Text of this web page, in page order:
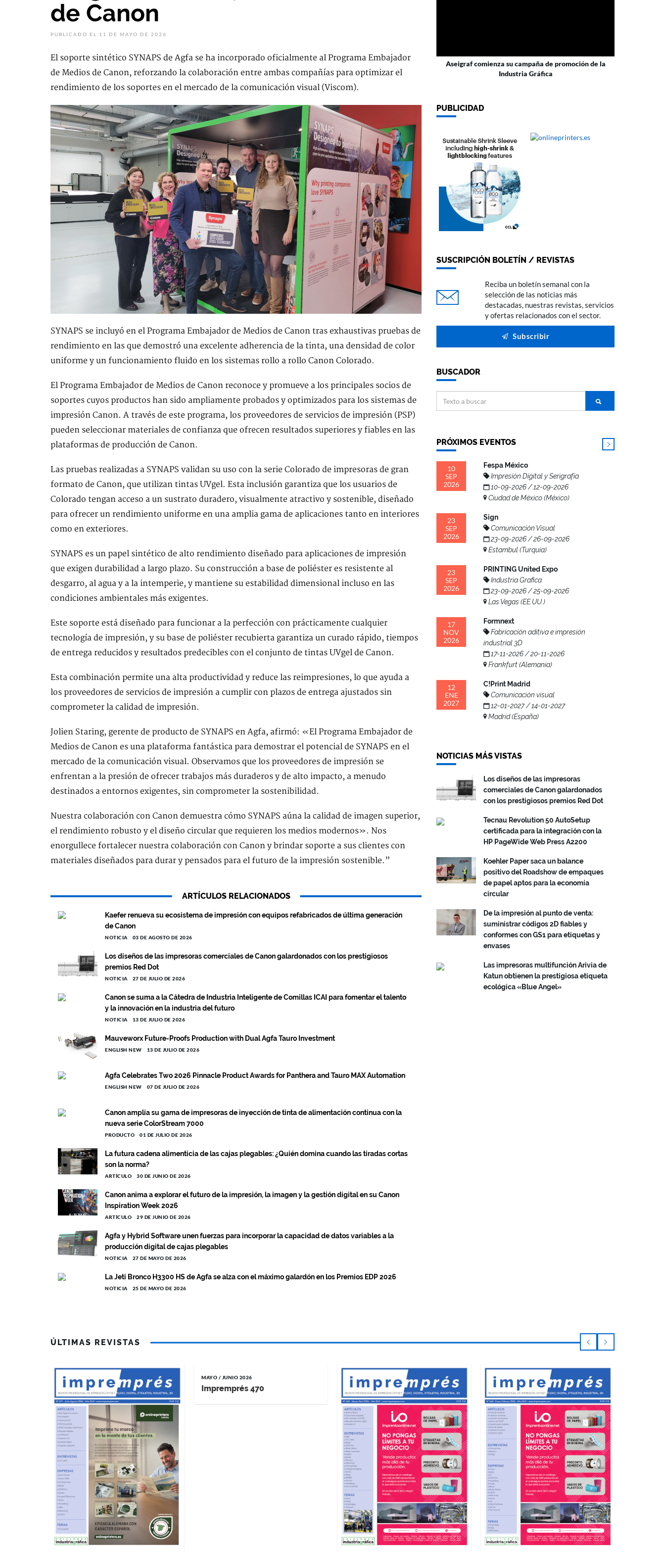
de Canon
PUBLICADO EL 11 DE MAYO DE 2026
El soporte sintético SYNAPS de Agfa se ha incorporado oficialmente al Programa Embajador
de Medios de Canon, reforzando la colaboración entre ambas compañías para optimizar el
rendimiento de los soportes en el mercado de la comunicación visual (Viscom).
SYNAPS se incluyó en el Programa Embajador de Medios de Canon tras exhaustivas pruebas de
rendimiento en las que demostró una excelente adherencia de la tinta, una densidad de color
uniforme y un funcionamiento fluido en los sistemas rollo a rollo Canon Colorado.
El Programa Embajador de Medios de Canon reconoce y promueve a los principales socios de
soportes cuyos productos han sido ampliamente probados y optimizados para los sistemas de
impresión Canon. A través de este programa, los proveedores de servicios de impresión (PSP)
pueden seleccionar materiales de confianza que ofrecen resultados superiores y fiables en las
plataformas de producción de Canon.
Las pruebas realizadas a SYNAPS validan su uso con la serie Colorado de impresoras de gran
formato de Canon, que utilizan tintas UVgel. Esta inclusión garantiza que los usuarios de
Colorado tengan acceso a un sustrato duradero, visualmente atractivo y sostenible, diseñado
para ofrecer un rendimiento uniforme en una amplia gama de aplicaciones tanto en interiores
como en exteriores.
SYNAPS es un papel sintético de alto rendimiento diseñado para aplicaciones de impresión
que exigen durabilidad a largo plazo. Su construcción a base de poliéster es resistente al
desgarro, al agua y a la intemperie, y mantiene su estabilidad dimensional incluso en las
condiciones ambientales más exigentes.
Este soporte está diseñado para funcionar a la perfección con prácticamente cualquier
tecnología de impresión, y su base de poliéster recubierta garantiza un curado rápido, tiempos
de entrega reducidos y resultados predecibles con el conjunto de tintas UVgel de Canon.
Esta combinación permite una alta productividad y reduce las reimpresiones, lo que ayuda a
los proveedores de servicios de impresión a cumplir con plazos de entrega ajustados sin
comprometer la calidad de impresión.
Jolien Staring, gerente de producto de SYNAPS en Agfa, afirmó: «El Programa Embajador de
Medios de Canon es una plataforma fantástica para demostrar el potencial de SYNAPS en el
mercado de la comunicación visual. Observamos que los proveedores de impresión se
enfrentan a la presión de ofrecer trabajos más duraderos y de alto impacto, a menudo
destinados a entornos exigentes, sin comprometer la sostenibilidad.
Nuestra colaboración con Canon demuestra cómo SYNAPS aúna la calidad de imagen superior,
el rendimiento robusto y el diseño circular que requieren los medios modernos». Nos
enorgullece fortalecer nuestra colaboración con Canon y brindar soporte a sus clientes con
materiales diseñados para durar y pensados para el futuro de la impresión sostenible.”
ARTÍCULOS RELACIONADOS
Kaefer renueva su ecosistema de impresión con equipos refabricados de última generación
de Canon
NOTICIA 03 DE AGOSTO DE 2026
Los diseños de las impresoras comerciales de Canon galardonados con los prestigiosos
premios Red Dot
NOTICIA 27 DE JULIO DE 2026
Canon se suma a la Cátedra de Industria Inteligente de Comillas ICAI para fomentar el talento
y la innovación en la industria del futuro
NOTICIA 13 DE JULIO DE 2026
Mauveworx Future-Proofs Production with Dual Agfa Tauro Investment
ENGLISH NEW 13 DE JULIO DE 2026
Agfa Celebrates Two 2026 Pinnacle Product Awards for Panthera and Tauro MAX Automation
ENGLISH NEW 07 DE JULIO DE 2026
Canon amplía su gama de impresoras de inyección de tinta de alimentación continua con la
nueva serie ColorStream 7000
PRODUCTO 01 DE JULIO DE 2026
La futura cadena alimenticia de las cajas plegables: ¿Quién domina cuando las tiradas cortas
son la norma?
ARTÍCULO 30 DE JUNIO DE 2026
Canon anima a explorar el futuro de la impresión, la imagen y la gestión digital en su Canon
Inspiration Week 2026
ARTÍCULO 29 DE JUNIO DE 2026
Agfa y Hybrid Software unen fuerzas para incorporar la capacidad de datos variables a la
producción digital de cajas plegables
NOTICIA 27 DE MAYO DE 2026
La Jeti Bronco H3300 HS de Agfa se alza con el máximo galardón en los Premios EDP 2026
NOTICIA 25 DE MAYO DE 2026
Aseigraf comienza su campaña de promoción de la
Industria Gráfica
PUBLICIDAD
SUSCRIPCIÓN BOLETÍN / REVISTAS
Reciba un boletín semanal con la
selección de las noticias más
destacadas, nuestras revistas, servicios
y ofertas relacionados con el sector.
Subscribir
BUSCADOR
PRÓXIMOS EVENTOS
10
SEP
2026
Fespa México
Impresión Digital y Serigrafía
10-09-2026 / 12-09-2026
Ciudad de México (México)
23
SEP
2026
Sign
Comunicación Visual
23-09-2026 / 26-09-2026
Estambul (Turquía)
23
SEP
2026
PRINTING United Expo
Industria Grafica
23-09-2026 / 25-09-2026
Las Vegas (EE.UU.)
17
NOV
2026
Formnext
Fabricación aditiva e impresión
industrial 3D
17-11-2026 / 20-11-2026
Frankfurt (Alemania)
12
ENE
2027
C!Print Madrid
Comunicación visual
12-01-2027 / 14-01-2027
Madrid (España)
NOTICIAS MÁS VISTAS
Los diseños de las impresoras
comerciales de Canon galardonados
con los prestigiosos premios Red Dot
Tecnau Revolution 50 AutoSetup
certificada para la integración con la
HP PageWide Web Press A2200
Koehler Paper saca un balance
positivo del Roadshow de empaques
de papel aptos para la economía
circular
De la impresión al punto de venta:
suministrar códigos 2D fiables y
conformes con GS1 para etiquetas y
envases
Las impresoras multifunción Arivia de
Katun obtienen la prestigiosa etiqueta
ecológica «Blue Angel»
ÚLTIMAS REVISTAS
MAYO / JUNIO 2026
Impremprés 470